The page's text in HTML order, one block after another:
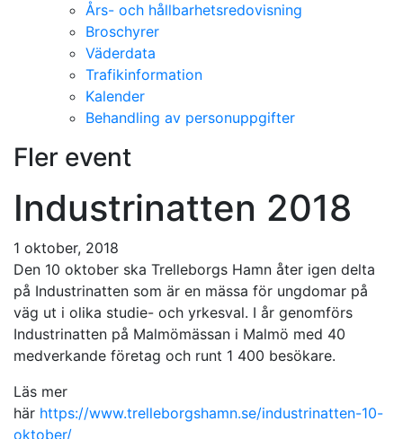
Års- och hållbarhetsredovisning
Broschyrer
Väderdata
Trafikinformation
Kalender
Behandling av personuppgifter
Fler event
Industrinatten 2018
1 oktober, 2018
Den 10 oktober ska Trelleborgs Hamn åter igen delta
på Industrinatten som är en mässa för ungdomar på
väg ut i olika studie- och yrkesval. I år genomförs
Industrinatten på Malmömässan i Malmö med 40
medverkande företag och runt 1 400 besökare.
Läs mer
här https://www.trelleborgshamn.se/industrinatten-10-
oktober/